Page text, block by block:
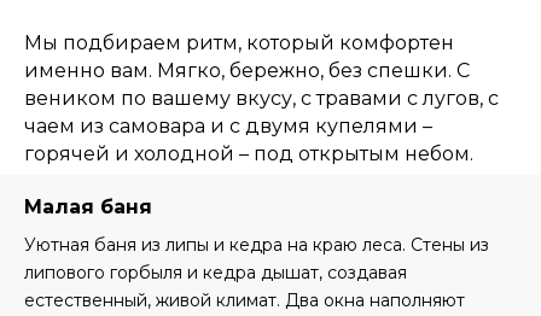
Мы подбираем ритм, который комфортен
именно вам. Мягко, бережно, без спешки. С
веником по вашему вкусу, с травами с лугов, с
чаем из самовара и с двумя купелями –
горячей и холодной – под открытым небом.
Малая баня
Уютная баня из липы и кедра на краю леса. Стены из
липового горбыля и кедра дышат, создавая
естественный, живой климат. Два окна наполняют